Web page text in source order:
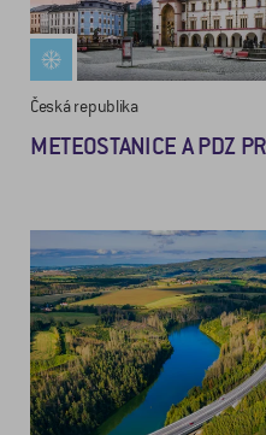
Česká republika
METEOSTANICE A PDZ